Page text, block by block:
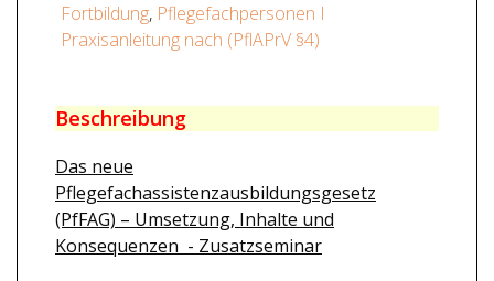
Fortbildung, Pflegefachpersonen I
Praxisanleitung nach (PflAPrV §4)
Beschreibung
Das neue
Pflegefachassistenzausbildungsgesetz
(PfFAG) – Umsetzung, Inhalte und
Konsequenzen - Zusatzseminar